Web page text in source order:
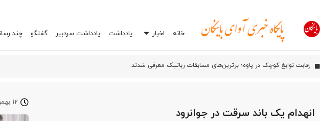
خانه اخبار یادداشت یادداشت سردبیر گفتگو چند
آیین بهره‌بر
افشاگری درباره یک اشتباه رایج در تعمیرگاه‌ها: چرا انتخاب اشتباه جعبه بکس می‌تواند خرج شما را چند برابر کند؟
اورامان؛ شش سال پس از ثبت جهانی، هنوز در انتظار توسعه
انهدام یک باند سرقت در جوانرود
12 بهمن 1400